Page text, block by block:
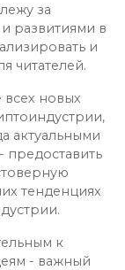
за
развитиями в
и
читателей.
всех новых
актуальными
предоставить
тенденциях
к
- важный